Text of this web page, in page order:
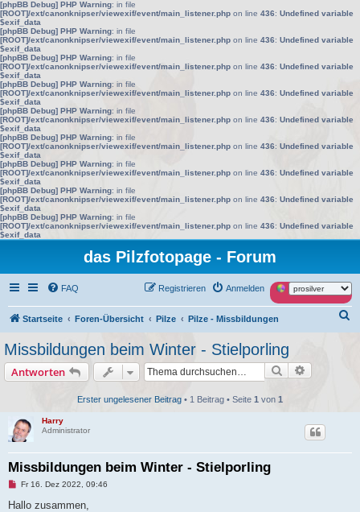
[phpBB Debug] PHP Warning: in file
[ROOT]/ext/canonknipser/viewexif/event/main_listener.php on line 436: Undefined variable
$exif_data
[phpBB Debug] PHP Warning: in file
[ROOT]/ext/canonknipser/viewexif/event/main_listener.php on line 436: Undefined variable
$exif_data
[phpBB Debug] PHP Warning: in file
[ROOT]/ext/canonknipser/viewexif/event/main_listener.php on line 436: Undefined variable
$exif_data
[phpBB Debug] PHP Warning: in file
[ROOT]/ext/canonknipser/viewexif/event/main_listener.php on line 436: Undefined variable
$exif_data
[phpBB Debug] PHP Warning: in file
[ROOT]/ext/canonknipser/viewexif/event/main_listener.php on line 436: Undefined variable
$exif_data
[phpBB Debug] PHP Warning: in file
[ROOT]/ext/canonknipser/viewexif/event/main_listener.php on line 436: Undefined variable
$exif_data
[phpBB Debug] PHP Warning: in file
[ROOT]/ext/canonknipser/viewexif/event/main_listener.php on line 436: Undefined variable
$exif_data
[phpBB Debug] PHP Warning: in file
[ROOT]/ext/canonknipser/viewexif/event/main_listener.php on line 436: Undefined variable
$exif_data
[phpBB Debug] PHP Warning: in file
[ROOT]/ext/canonknipser/viewexif/event/main_listener.php on line 436: Undefined variable
$exif_data
das Pilzfotopage - Forum
FAQ Anmelden
Registrieren
Startseite Foren-Übersicht Pilze Pilze - Missbildungen
Missbildungen beim Winter - Stielporling
Antworten Suche
Erster ungelesener Beitrag • 1 Beitrag • Seite 1 von 1
Harry
Administrator
Missbildungen beim Winter - Stielporling
U
g
Fr 16. Dez 2022, 09:46
Hallo zusammen,